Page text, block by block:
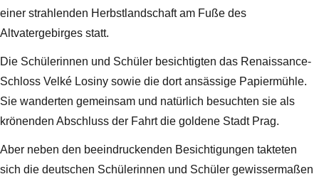
einer strahlenden Herbstlandschaft am Fuße des
Altvatergebirges statt.
Die Schülerinnen und Schüler besichtigten das Renaissance-
Schloss Velké Losiny sowie die dort ansässige Papiermühle.
Sie wanderten gemeinsam und natürlich besuchten sie als
krönenden Abschluss der Fahrt die goldene Stadt Prag.
Aber neben den beeindruckenden Besichtigungen takteten
sich die deutschen Schülerinnen und Schüler gewissermaßen